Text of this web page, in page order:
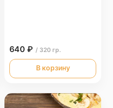
640 ₽ / 320 гр.
В корзину